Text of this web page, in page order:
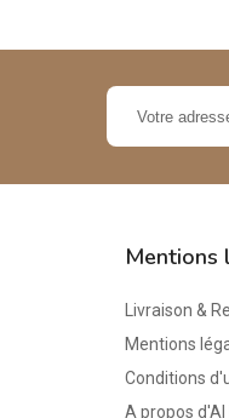
Mentions
Livraison &
Mentions
Conditions
A propos d'Al